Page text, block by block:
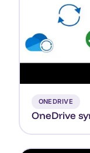
ONEDRIVE
OneDrive